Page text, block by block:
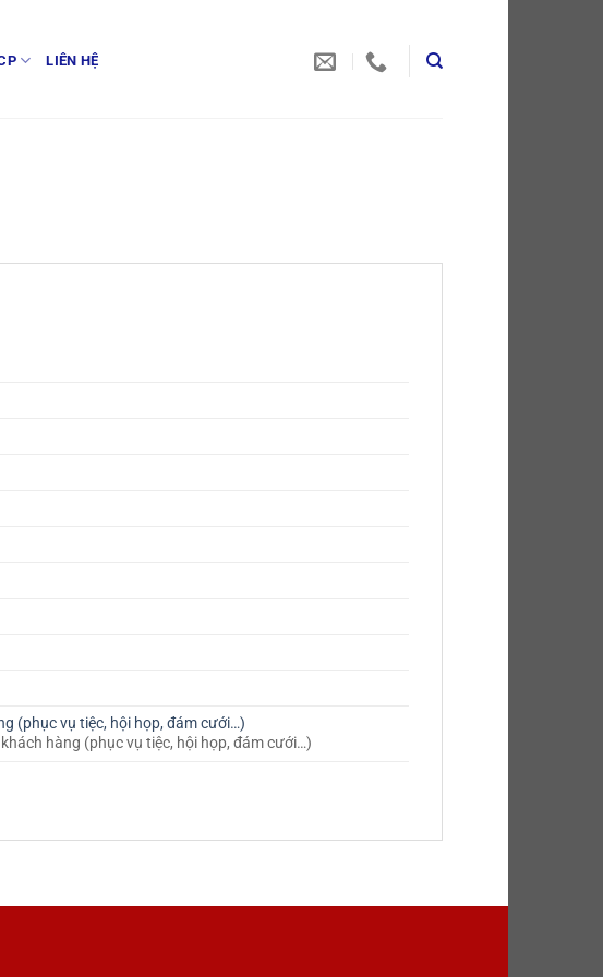
LIÊN HỆ
(phục vụ tiệc, hội họp, đám cưới…)
hàng (phục vụ tiệc, hội họp, đám cưới…)